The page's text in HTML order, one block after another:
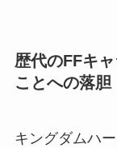
歴代のFFキ
ことへの落胆
キングダムハ